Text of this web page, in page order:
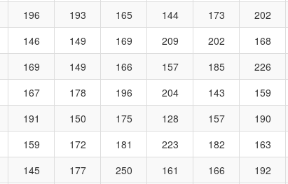
196 193 165 144 173 202
146 149 169 209 202 168
169 149 166 157 185 226
167 178 196 204 143 159
191 150 175 128 157 190
159 172 181 223 182 163
145 177 250 161 166 192